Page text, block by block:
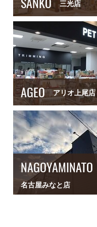
三光店
AGEO アリオ上尾店
NAGOYAMINATO
名古屋みなと店